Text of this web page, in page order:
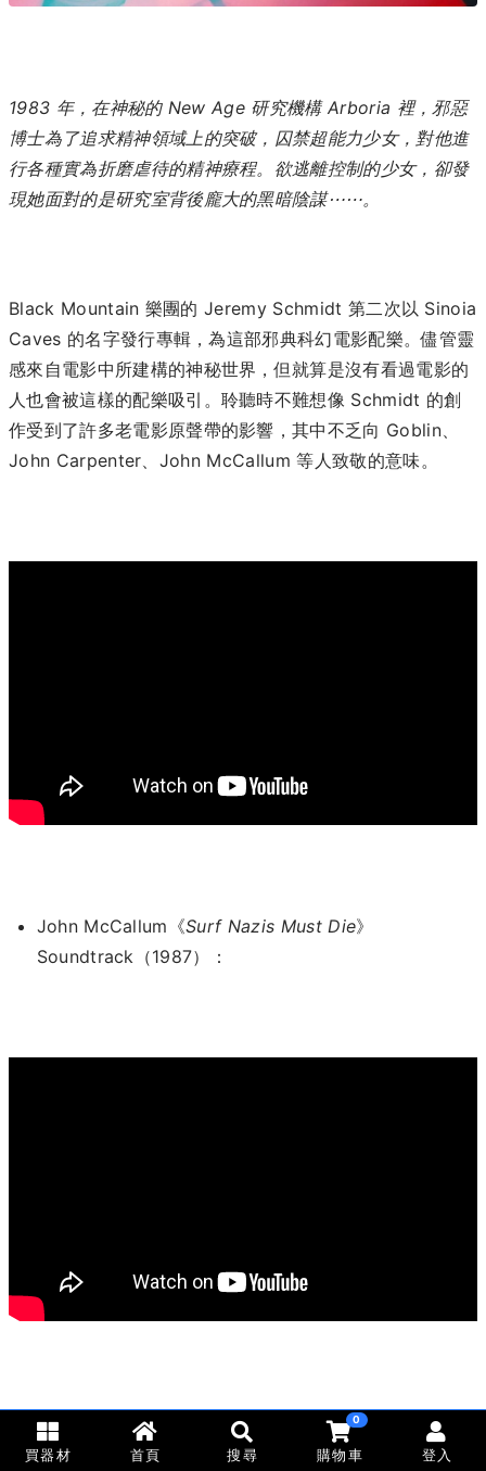
1983 年，在神秘的 New Age 研究機構 Arboria 裡，邪惡
博士為了追求精神領域上的突破，囚禁超能力少女，對他進
行各種實為折磨虐待的精神療程。欲逃離控制的少女，卻發
現她面對的是研究室背後龐大的黑暗陰謀⋯⋯。
Black Mountain 樂團的 Jeremy Schmidt 第二次以 Sinoia
Caves 的名字發行專輯，為這部邪典科幻電影配樂。儘管靈
感來自電影中所建構的神秘世界，但就算是沒有看過電影的
人也會被這樣的配樂吸引。聆聽時不難想像 Schmidt 的創
作受到了許多老電影原聲帶的影響，其中不乏向 Goblin、
John Carpenter、John McCallum 等人致敬的意味。
John McCallum《Surf Nazis Must Die》
Soundtrack（1987）：
買器材 首頁 搜尋
0
購物車 登入